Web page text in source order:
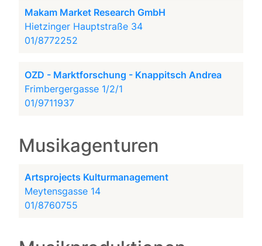
Makam Market Research GmbH
Hietzinger Hauptstraße 34
01/8772252
OZD - Marktforschung - Knappitsch Andrea
Frimbergergasse 1/2/1
01/9711937
Musikagenturen
Artsprojects Kulturmanagement
Meytensgasse 14
01/8760755